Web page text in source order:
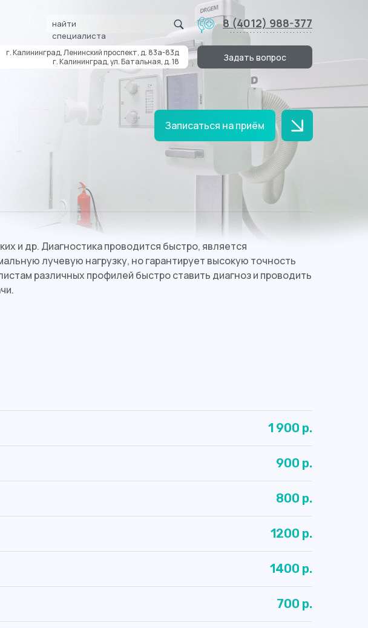
.........................
8 (4012) 988-377
найти
специалиста
г. Калининград, Ленинский проспект, д. 83а-83д
г. Калининград, ул. Батальная, д. 18
Задать вопрос
Записаться на приём
и др. Диагностика проводится быстро, является
лучевую нагрузку, но гарантирует высокую точность
различных профилей быстро ставить диагноз и проводить
1 900 р.
900 р.
800 р.
1200 р.
1400 р.
700 р.